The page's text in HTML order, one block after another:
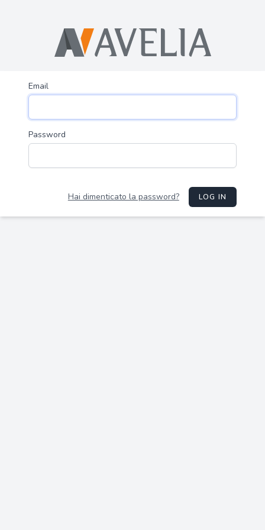
Email
Password
Hai dimenticato la password? LOG IN